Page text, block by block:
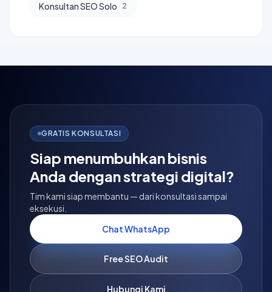
Konsultan SEO Solo 2
GRATIS KONSULTASI
Siap menumbuhkan bisnis
Anda dengan strategi digital?
Tim kami siap membantu — dari konsultasi sampai
eksekusi.
Chat WhatsApp
Free SEO Audit
Hubungi Kami